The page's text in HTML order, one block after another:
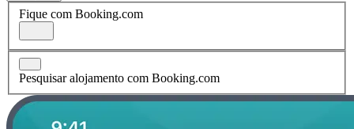
Fique com Booking.com
Pesquisar alojamento com Booking.com